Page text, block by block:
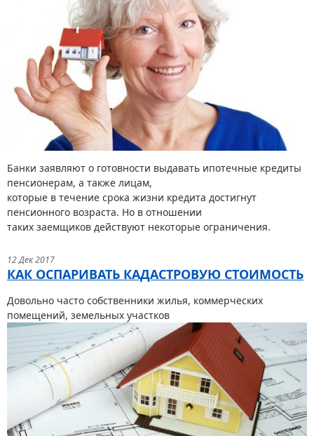
Банки заявляют о готовности выдавать ипотечные кредиты
пенсионерам, а также лицам,
которые в течение срока жизни кредита достигнут
пенсионного возраста. Но в отношении
таких заемщиков действуют некоторые ограничения.
12 Дек 2017
КАК ОСПАРИВАТЬ КАДАСТРОВУЮ СТОИМОСТЬ
Довольно часто собственники жилья, коммерческих
помещений, земельных участков